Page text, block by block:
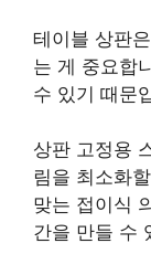
테이블 상판
는 게 중요합
수 있기 때문
상판 고정용
림을 최소화
맞는 접이식
간을 만들 수